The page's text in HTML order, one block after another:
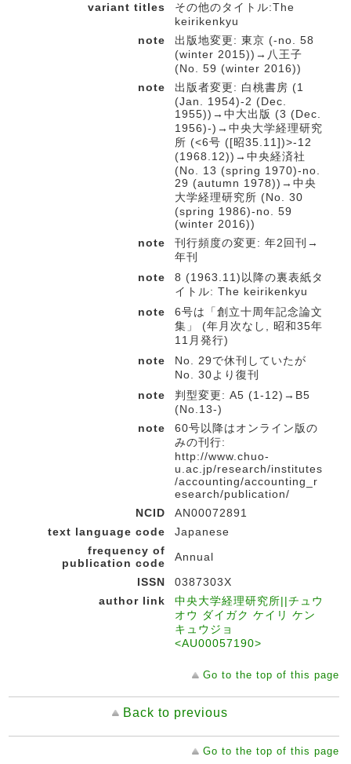
variant titles
その他のタイトル:The
keirikenkyu
note
出版地変更: 東京 (-no. 58
(winter 2015))→八王子
(No. 59 (winter 2016))
note
出版者変更: 白桃書房 (1
(Jan. 1954)-2 (Dec.
1955))→中大出版 (3 (Dec.
1956)-)→中央大学経理研究
所 (<6号 ([昭35.11])>-12
(1968.12))→中央経済社
(No. 13 (spring 1970)-no.
29 (autumn 1978))→中央
大学経理研究所 (No. 30
(spring 1986)-no. 59
(winter 2016))
note
刊行頻度の変更: 年2回刊→
年刊
note
8 (1963.11)以降の裏表紙タ
イトル: The keirikenkyu
note
6号は「創立十周年記念論文
集」 (年月次なし, 昭和35年
11月発行)
note
No. 29で休刊していたが
No. 30より復刊
note
判型変更: A5 (1-12)→B5
(No.13-)
note
60号以降はオンライン版の
みの刊行:
http://www.chuo-
u.ac.jp/research/institutes
/accounting/accounting_r
esearch/publication/
NCID
AN00072891
text language code
Japanese
frequency of
publication code
Annual
ISSN
0387303X
author link
中央大学経理研究所||チュウ
オウ ダイガク ケイリ ケン
キュウジョ
<AU00057190>
Go to the top of this page
Back to previous
Go to the top of this page